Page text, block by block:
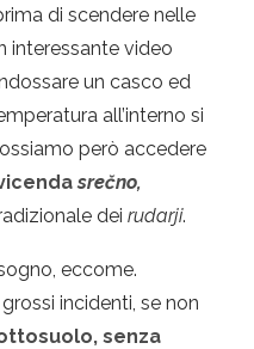
di scendere nelle
interessante video
un casco ed
all’interno si
però accedere
srečno,
dei rudarji.
eccome.
incidenti, se non
senza